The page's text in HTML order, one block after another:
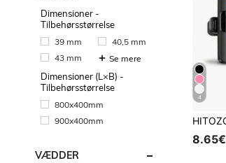
Dimensioner -
Tilbehørsstørrelse
39 mm
40,5 mm
43 mm
Se mere
Dimensioner (L×B) -
Tilbehørsstørrelse
800x400mm
900x400mm
VÆDDER
4
8.65€